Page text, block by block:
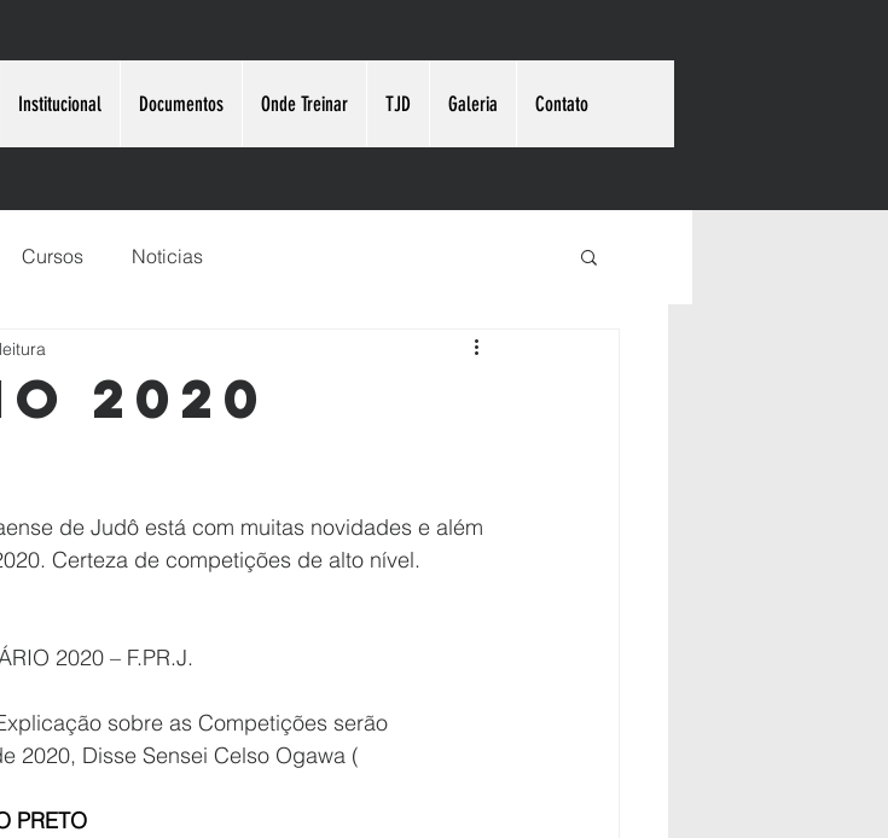
Institucional Documentos Onde Treinar TJD Galeria Contato
Cursos Noticias
2020
de Judô está com muitas novidades e além
Certeza de competições de alto nível.
2020 – F.PR.J.
sobre as Competições serão
2020, Disse Sensei Celso Ogawa (
PRETO